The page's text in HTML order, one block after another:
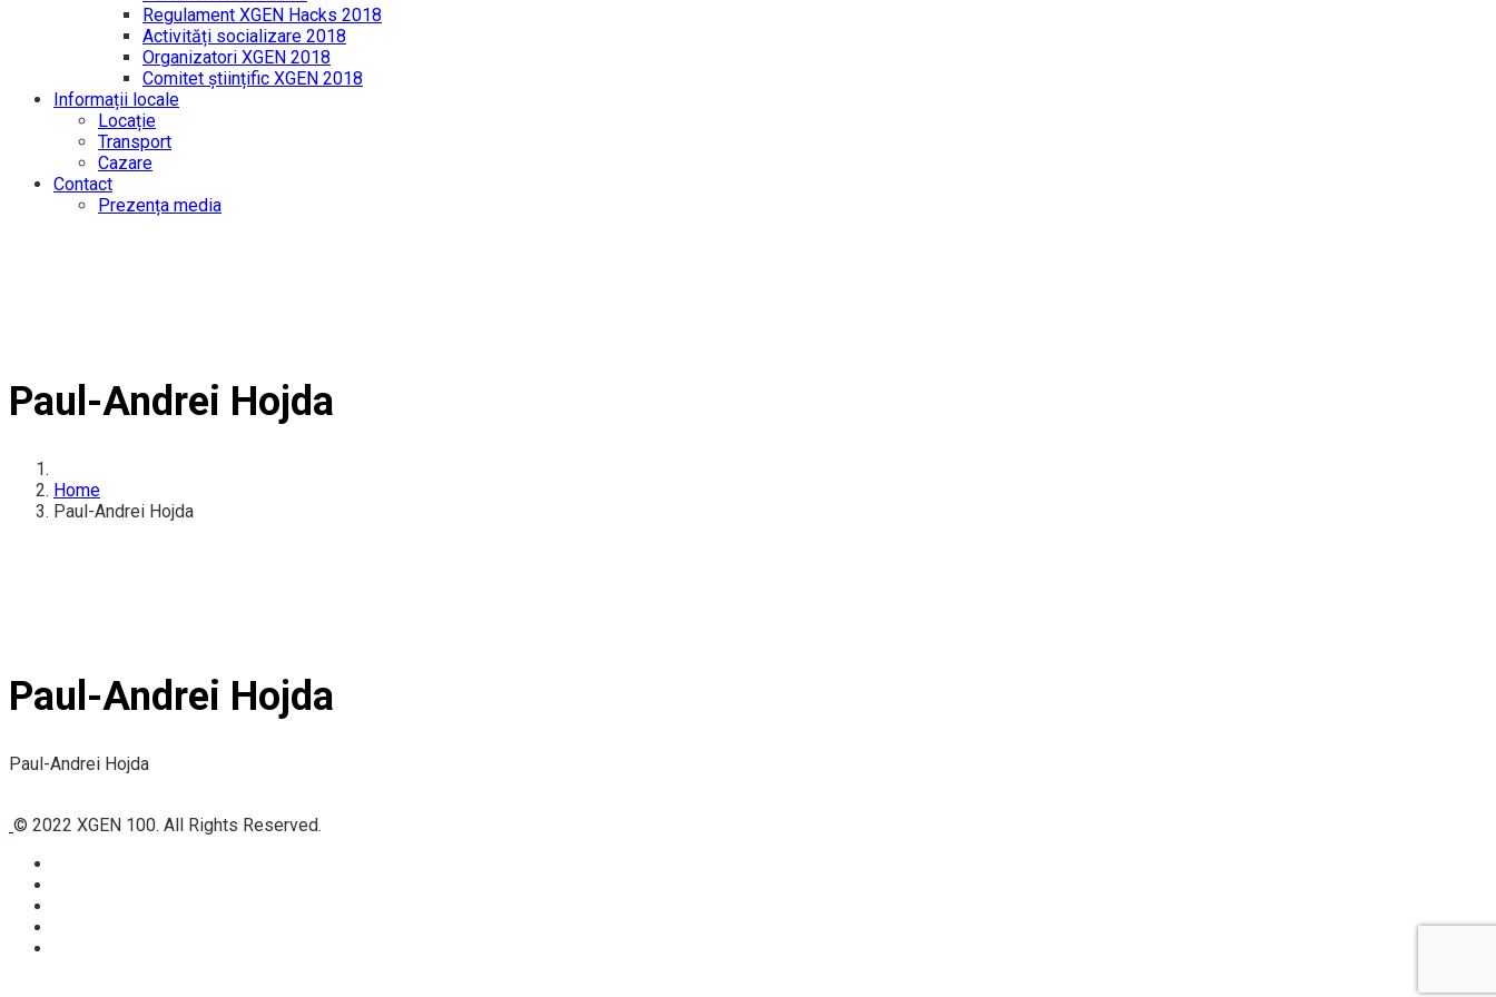
Regulament XGEN Hacks 2018
Activități socializare 2018
Organizatori XGEN 2018
Comitet științific XGEN 2018
Informații locale
Locație
Transport
Cazare
Contact
Prezența media
Paul-Andrei Hojda
Home
Paul-Andrei Hojda
Paul-Andrei Hojda
Paul-Andrei Hojda
© 2022 XGEN 100. All Rights Reserved.